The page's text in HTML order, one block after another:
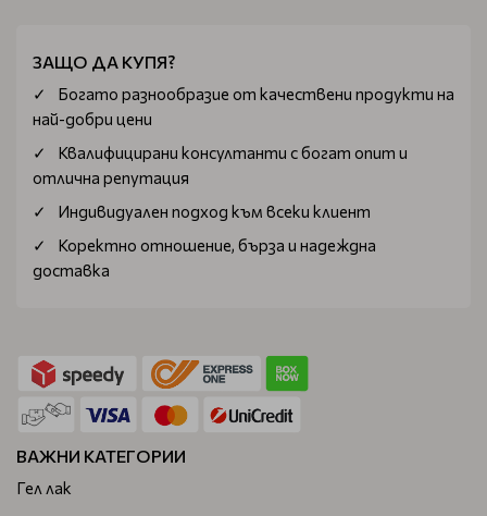
ЗАЩО ДА КУПЯ?
Богатo разнообразие от качествени продукти на
най-добри цени
Квалифицирани консултанти с богат опит и
отлична репутация
Индивидуален подход към всеки клиент
Коректно отношение, бърза и надеждна
доставка
ВАЖНИ КАТЕГОРИИ
Гел лак